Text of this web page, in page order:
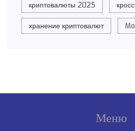
криптовалюты 2025
хранение криптовалют
Меню